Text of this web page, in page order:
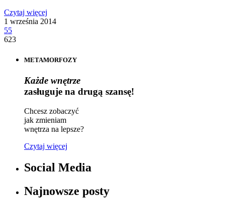
Czytaj więcej
1 września 2014
55
623
METAMORFOZY
Każde wnętrze
zasługuje na drugą szansę!
Chcesz zobaczyć
jak zmieniam
wnętrza na lepsze?
Czytaj więcej
Social Media
Najnowsze posty